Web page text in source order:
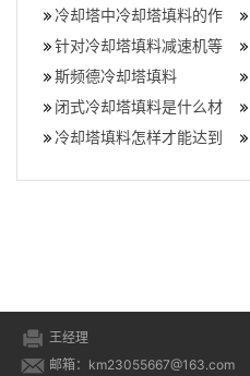
冷却塔中冷却塔填料的作
用主要是什么
针对冷却塔填料减速机等
配件,我们要怎么来保养？
斯频德冷却塔填料
闭式冷却塔填料是什么材
质的（闭式冷却塔填料多
冷却塔填料怎样才能达到
王经理
邮箱：km23055667@163.com